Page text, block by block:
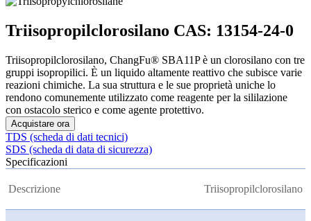
Triisopropilclorosilano CAS: 13154-24-0
Triisopropilclorosilano, ChangFu® SBA11P è un clorosilano con tre
gruppi isopropilici. È un liquido altamente reattivo che subisce varie
reazioni chimiche. La sua struttura e le sue proprietà uniche lo
rendono comunemente utilizzato come reagente per la sililazione
con ostacolo sterico e come agente protettivo.
Acquistare ora
TDS (scheda di dati tecnici)
SDS (scheda di data di sicurezza)
Specificazioni
Descrizione Triisopropilclorosilano